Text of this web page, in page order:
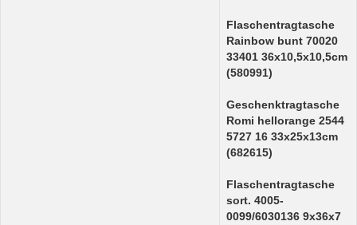
Flaschentragtasche
Rainbow bunt 70020
33401 36x10,5x10,5cm
(580991)
Geschenktragtasche
Romi hellorange 2544
5727 16 33x25x13cm
(682615)
Flaschentragtasche
sort. 4005-
0099/6030136 9x36x7